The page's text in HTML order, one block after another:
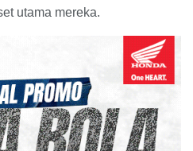
utama mereka.